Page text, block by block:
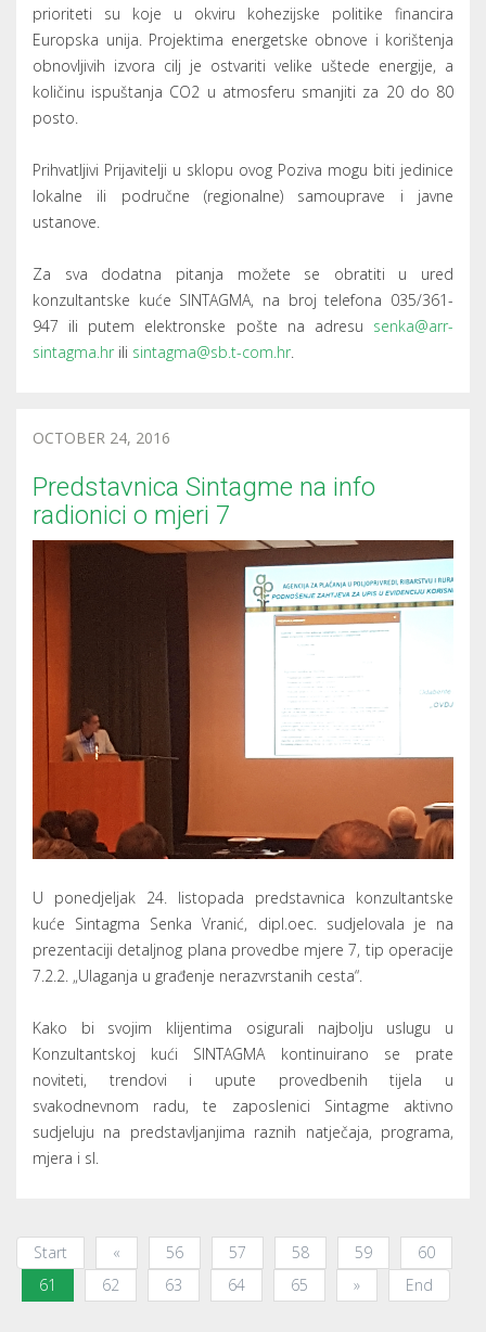
prioriteti su koje u okviru kohezijske politike financira
Europska unija. Projektima energetske obnove i korištenja
obnovljivih izvora cilj je ostvariti velike uštede energije, a
količinu ispuštanja CO2 u atmosferu smanjiti za 20 do 80
posto.
Prihvatljivi Prijavitelji u sklopu ovog Poziva mogu biti jedinice
lokalne ili područne (regionalne) samouprave i javne
ustanove.
Za sva dodatna pitanja možete se obratiti u ured
konzultantske kuće SINTAGMA, na broj telefona 035/361-
947 ili putem elektronske pošte na adresu senka@arr-
sintagma.hr ili sintagma@sb.t-com.hr.
OCTOBER 24, 2016
Predstavnica Sintagme na info
radionici o mjeri 7
U ponedjeljak 24. listopada predstavnica konzultantske
kuće Sintagma Senka Vranić, dipl.oec. sudjelovala je na
prezentaciji detaljnog plana provedbe mjere 7, tip operacije
7.2.2. „Ulaganja u građenje nerazvrstanih cesta“.
Kako bi svojim klijentima osigurali najbolju uslugu u
Konzultantskoj kući SINTAGMA kontinuirano se prate
noviteti, trendovi i upute provedbenih tijela u
svakodnevnom radu, te zaposlenici Sintagme aktivno
sudjeluju na predstavljanjima raznih natječaja, programa,
mjera i sl.
Start « 56 57 58 59
60
61
62 63 64 65 » End